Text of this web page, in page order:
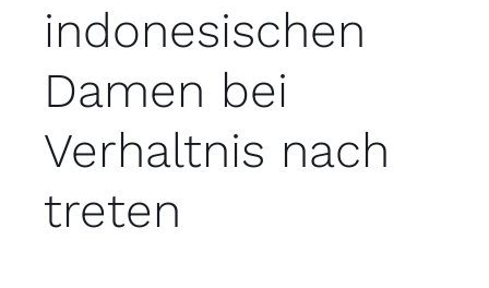
indonesischen
Damen bei
Verhaltnis nach
treten